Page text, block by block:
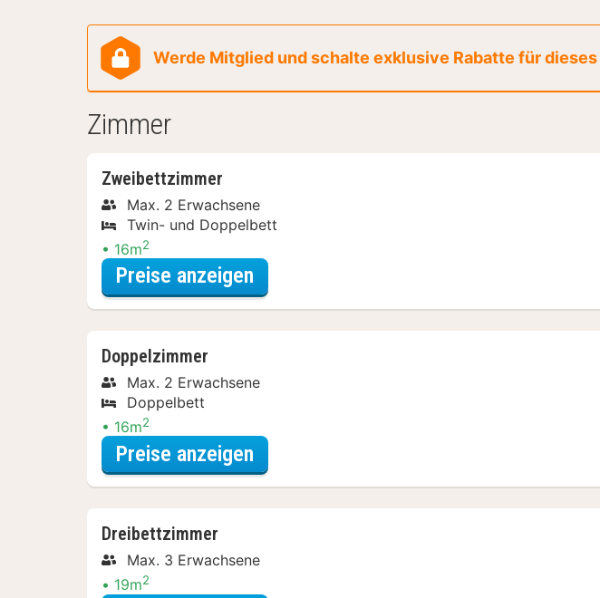
Werde Mitglied und schalte exklusive Rabatte für
Zimmer
Zweibettzimmer
Max. 2 Erwachsene
Twin- und Doppelbett
16m2
Preise anzeigen
Doppelzimmer
Max. 2 Erwachsene
Doppelbett
16m2
Preise anzeigen
Dreibettzimmer
Max. 3 Erwachsene
19m2